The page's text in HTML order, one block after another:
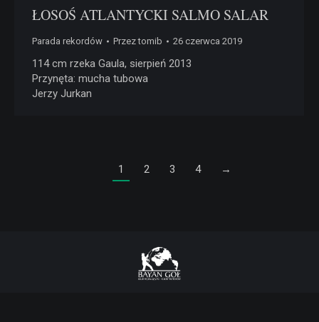
ŁOSOŚ ATLANTYCKI SALMO SALAR
Parada rekordów Przeztomib 26 czerwca 2019
114 cm rzeka Gaula, sierpień 2013
Przynęta: mucha tubowa
Jerzy Jurkan
1 2 3 4 →